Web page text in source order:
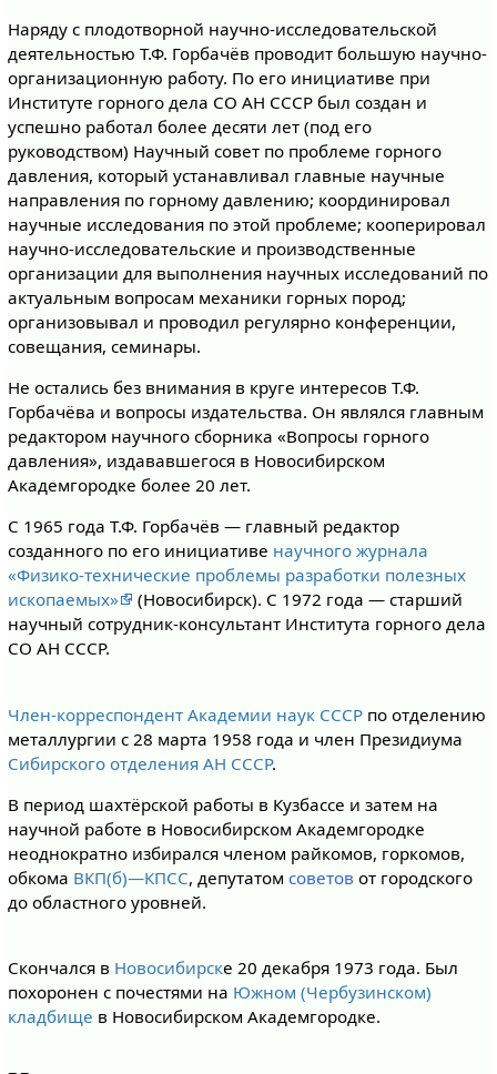
Наряду с плодотворной научно-исследовательской
деятельностью Т.Ф. Горбачёв проводит большую научно-
организационную работу. По его инициативе при
Институте горного дела СО АН СССР был создан и
успешно работал более десяти лет (под его
руководством) Научный совет по проблеме горного
давления, который устанавливал главные научные
направления по горному давлению; координировал
научные исследования по этой проблеме; кооперировал
научно-исследовательские и производственные
организации для выполнения научных исследований по
актуальным вопросам механики горных пород;
организовывал и проводил регулярно конференции,
совещания, семинары.
Не остались без внимания в круге интересов Т.Ф.
Горбачёва и вопросы издательства. Он являлся главным
редактором научного сборника «Вопросы горного
давления», издававшегося в Новосибирском
Академгородке более 20 лет.
С 1965 года Т.Ф. Горбачёв — главный редактор
созданного по его инициативе научного журнала
«Физико-технические проблемы разработки полезных
ископаемых»
(Новосибирск). С 1972 года — старший
научный сотрудник-консультант Института горного дела
СО АН СССР.
Член-корреспондент Академии наук СССРпо отделению
металлургии с 28 марта 1958 года и член Президиума
Сибирского отделения АН СССР.
В период шахтёрской работы в Кузбассе и затем на
научной работе в Новосибирском Академгородке
неоднократно избирался членом райкомов, горкомов,
обкома ВКП(б)—КПСС, депутатом советов от городского
до областного уровней.
Скончался в Новосибирске 20 декабря 1973 года. Был
похоронен с почестями на Южном (Чербузинском)
кладбище в Новосибирском Академгородке.